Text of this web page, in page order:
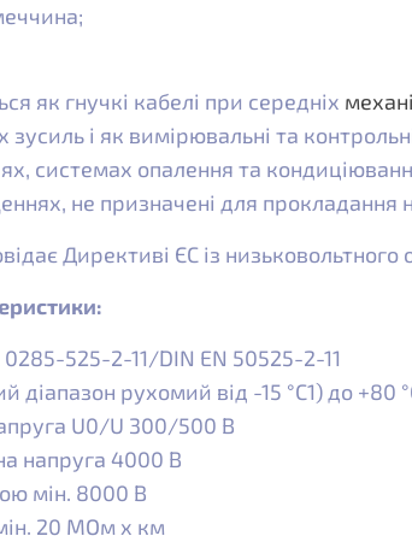
як гнучкі кабелі при середніх
і як вимірювальні та
системах опалення та
не призначені для прокладання
Директиві ЄС із
0285-525-2-11/DIN EN 50525-2-11
діапазон рухомий від -15 °C1) до +80
U0/U 300/500 В
напруга 4000 В
мін. 8000 В
мін. 20 МОм x км